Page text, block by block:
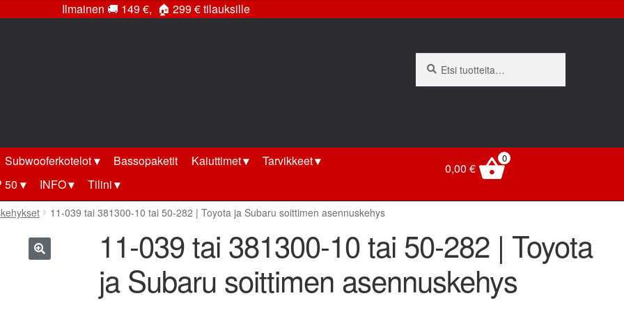
Ilmainen 🚚 149 €, 🏠 299 € tilauksille
Subwooferkotelot Bassopaketit Kaiuttimet
Tarvikkeet
50 INFO Tilini
0,00€
0
11-039 tai 381300-10 tai 50-282 | Toyota ja Subaru soittimen asennuskehys
11-039 tai 381300-10 tai 50-282 | Toyota
ja Subaru soittimen asennuskehys